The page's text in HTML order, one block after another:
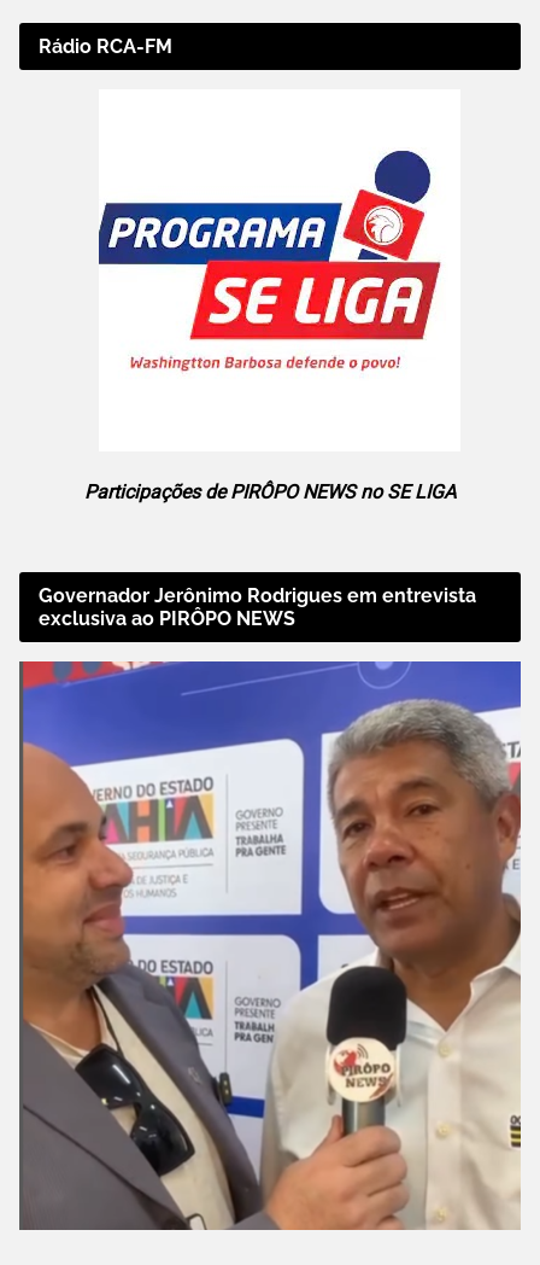
Rádio RCA-FM
Participações de PIRÔPO NEWS no SE LIGA
Governador Jerônimo Rodrigues em entrevista
exclusiva ao PIRÔPO NEWS